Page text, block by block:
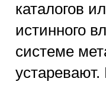
каталогов
истинного
системе